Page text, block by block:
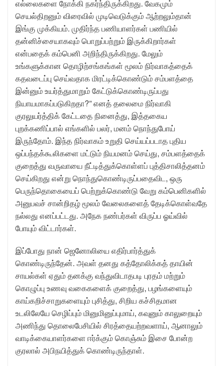
எல்லைகளை நோக்கி நகர்ந்திருக்கிறது. வேகமும்
செயல்திறனும் விரைவில் முடிவெடுக்கும் ஆற்றலும்தான்
இங்கு முக்கியம். முதிர்ந்த பணியாளர்கள் பணியில்
தன்னிச்சையாகவும் பொறுப்பற்றும் இருக்கிறார்கள்
என்பதைக் கம்பெனி அறிந்திருக்கிறது. மேலும்
உங்களுக்கான தொழிற்சங்கங்கள் மூலம் நிர்வாகத்தைக்
கதவடைப்பு செய்வதாக மிரட்டிக்கொண்டும் சம்பளத்தை
இன்னும் உயர்த்துமாறும் கேட்டுக்கொண்டிருப்பது
நியாயமாகப்படுகிறதா?” எனத் தலைமை நிர்வாகி
குரலுயர்த்திக் கேட்டதை நினைத்து, இத்தகைய
புறக்கணிப்பால் எங்களில் பலர், மனம் நொந்துபோய்
இருந்தோம். இந்த நிர்வாகம் உறுதி செய்யப்படாத புதிய
ஒப்பந்தக்கூலிகளை மட்டும் நியமனம் செய்து, சம்பளத்தைக்
குறைத்து வருவாயை நீட்டித்துக்கொள்ளப் புத்திசாலித்தனம்
செய்கிறது என்று நொந்துகொண்டிருப்பதைவிட, ஒரு
பெருந்தொகையைப் பெற்றுக்கொண்டு வேறு கம்பெனிகளில்
அனுபவச் சான்றிதழ் மூலம் வேலைகளைத் தேடிக்கொள்வதே
நல்லது எனப்பட்டது. அநேக நண்பர்கள் விருப்ப ஓய்வில்
போயும் விட்டார்கள்.
இப்போது நான் ஜெனோலியை எதிர்பார்த்துக்
கொண்டிருந்தேன். அவள் தனது கத்தோலிக்கத் தாயின்
சாயல்கள் ஏதும் தனக்கு வந்துவிடாதபடி புரதம் மற்றும்
கொழுப்பு உணவு வகைகளைக் குறைத்து, பழங்களையும்
காய்கறிச்சாறுகளையும் புசித்து, சிறிய கச்சிதமான
உடலிலேயே செழிப்பும் மினுமினுப்புமாய், கவுனும் காலுறையும்
அணிந்து தொலைபேசியில் சிரத்தையற்றவளாய், ஆனாலும்
வாடிக்கையாளர்களை ஈர்க்கும் கொஞ்சும் இசை போன்ற
குரலால் அபிநயித்துக் கொண்டிருந்தாள்.